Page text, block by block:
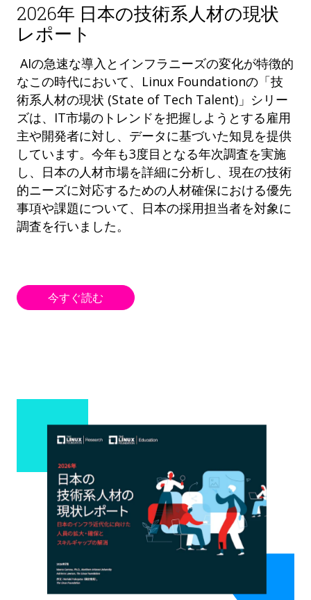
2026年 日本の技術系人材の現状
レポート
AIの急速な導入とインフラニーズの変化が特徴的
なこの時代において、Linux Foundationの「技
術系人材の現状 (State of Tech Talent)」シリー
ズは、IT市場のトレンドを把握しようとする雇用
主や開発者に対し、データに基づいた知見を提供
しています。今年も3度目となる年次調査を実施
し、日本の人材市場を詳細に分析し、現在の技術
的ニーズに対応するための人材確保における優先
事項や課題について、日本の採用担当者を対象に
調査を行いました。
今すぐ読む